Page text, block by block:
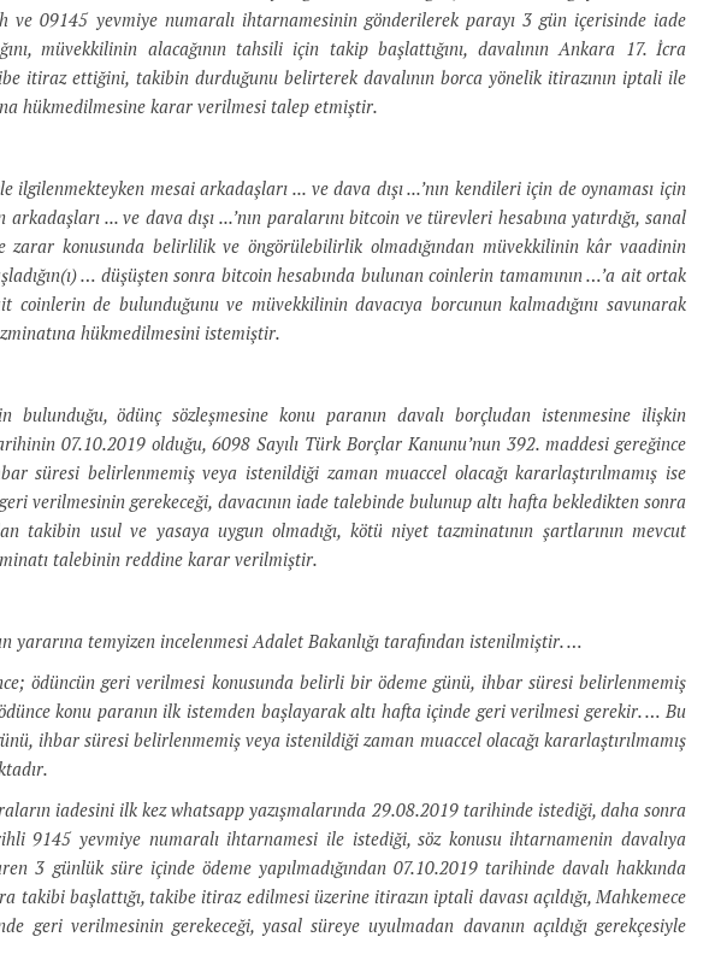
09145 yevmiye numaralı ihtarnamesinin gönderilerek parayı 3 gün içerisinde iade
müvekkilinin alacağının tahsili için takip başlattığını, davalının Ankara 17. İcra
itiraz ettiğini, takibin durduğunu belirterek davalının borca yönelik itirazının iptali ile
hükmedilmesine karar verilmesi talep etmiştir.
mesai arkadaşları ... ve dava dışı ...’nın kendileri için de oynaması için
... ve dava dışı ...’nın paralarını bitcoin ve türevleri hesabına yatırdığı, sanal
konusunda belirlilik ve öngörülebilirlik olmadığından müvekkilinin kâr vaadinin
… düşüşten sonra bitcoin hesabında bulunan coinlerin tamamının …’a ait ortak
de bulunduğunu ve müvekkilinin davacıya borcunun kalmadığını savunarak
hükmedilmesini istemiştir.
ödünç sözleşmesine konu paranın davalı borçludan istenmesine ilişkin
07.10.2019 olduğu, 6098 Sayılı Türk Borçlar Kanunu’nun 392. maddesi gereğince
süresi belirlenmemiş veya istenildiği zaman muaccel olacağı kararlaştırılmamış ise
verilmesinin gerekeceği, davacının iade talebinde bulunup altı hafta bekledikten sonra
takibin usul ve yasaya uygun olmadığı, kötü niyet tazminatının şartlarının mevcut
talebinin reddine karar verilmiştir.
yararına temyizen incelenmesi Adalet Bakanlığı tarafından istenilmiştir. …
ödüncün geri verilmesi konusunda belirli bir ödeme günü, ihbar süresi belirlenmemiş
konu paranın ilk istemden başlayarak altı hafta içinde geri verilmesi gerekir. … Bu
ihbar süresi belirlenmemiş veya istenildiği zaman muaccel olacağı kararlaştırılmamış
iadesini ilk kez whatsapp yazışmalarında 29.08.2019 tarihinde istediği, daha sonra
9145 yevmiye numaralı ihtarnamesi ile istediği, söz konusu ihtarnamenin davalıya
3 günlük süre içinde ödeme yapılmadığından 07.10.2019 tarihinde davalı hakkında
takibi başlattığı, takibe itiraz edilmesi üzerine itirazın iptali davası açıldığı, Mahkemece
verilmesinin gerekeceği, yasal süreye uyulmadan davanın açıldığı gerekçesiyle